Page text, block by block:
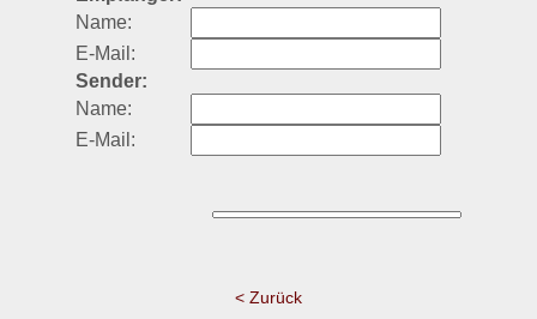
Name:
E-Mail:
Sender:
Name:
E-Mail:
< Zurück